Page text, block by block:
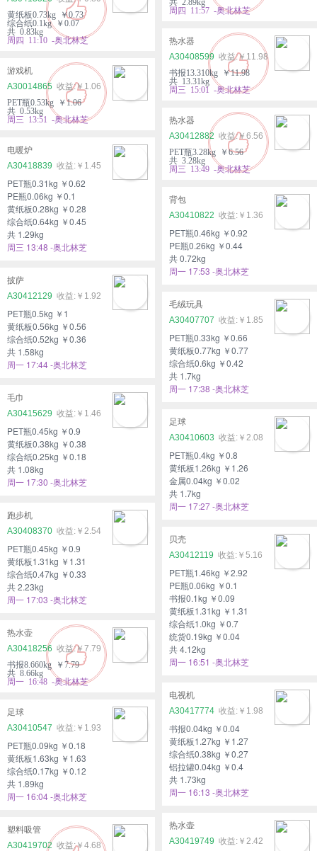
周四 11:57 -奥北林芝
黄纸板0.73kg ￥0.73
综合纸0.1kg ￥0.07
共 0.83kg
周四 11:10 -奥北林芝
热水器
A30408599
￥11.98
书报13.310kg ￥11.98
共 13.31kg
周三 15:01 -奥北林芝
游戏机
A30014865
￥1.06
PET瓶0.53kg ￥1.06
共 0.53kg
周三 13:51 -奥北林芝
热水器
A30412882
￥6.56
PET瓶3.28kg ￥6.56
共 3.28kg
周三 13:49 -奥北林芝
电暖炉
A30418839
￥1.45
PET瓶0.31kg ￥0.62
PE瓶0.06kg ￥0.1
黄纸板0.28kg ￥0.28
综合纸0.64kg ￥0.45
共 1.29kg
周三 13:48 -奥北林芝
背包
A30410822
￥1.36
PET瓶0.46kg ￥0.92
PE瓶0.26kg ￥0.44
共 0.72kg
周一 17:53 -奥北林芝
披萨
A30412129
￥1.92
PET瓶0.5kg ￥1
黄纸板0.56kg ￥0.56
综合纸0.52kg ￥0.36
共 1.58kg
周一 17:44 -奥北林芝
毛绒玩具
A30407707
￥1.85
PET瓶0.33kg ￥0.66
黄纸板0.77kg ￥0.77
综合纸0.6kg ￥0.42
共 1.7kg
周一 17:38 -奥北林芝
毛巾
A30415629
￥1.46
PET瓶0.45kg ￥0.9
黄纸板0.38kg ￥0.38
综合纸0.25kg ￥0.18
共 1.08kg
周一 17:30 -奥北林芝
足球
A30410603
￥2.08
PET瓶0.4kg ￥0.8
黄纸板1.26kg ￥1.26
金属0.04kg ￥0.02
共 1.7kg
周一 17:27 -奥北林芝
跑步机
A30408370
￥2.54
PET瓶0.45kg ￥0.9
黄纸板1.31kg ￥1.31
综合纸0.47kg ￥0.33
共 2.23kg
周一 17:03 -奥北林芝
贝壳
A30412119
￥5.16
PET瓶1.46kg ￥2.92
PE瓶0.06kg ￥0.1
书报0.1kg ￥0.09
黄纸板1.31kg ￥1.31
综合纸1.0kg ￥0.7
统货0.19kg ￥0.04
共 4.12kg
周一 16:51 -奥北林芝
热水壶
A30418256
￥7.79
书报8.660kg ￥7.79
共 8.66kg
周一 16:48 -奥北林芝
电视机
A30417774
￥1.98
书报0.04kg ￥0.04
黄纸板1.27kg ￥1.27
综合纸0.38kg ￥0.27
铝拉罐0.04kg ￥0.4
共 1.73kg
周一 16:13 -奥北林芝
足球
A30410547
￥1.93
PET瓶0.09kg ￥0.18
黄纸板1.63kg ￥1.63
综合纸0.17kg ￥0.12
共 1.89kg
周一 16:04 -奥北林芝
热水壶
A30419749
￥2.42
塑料吸管
A30419702
￥4.68